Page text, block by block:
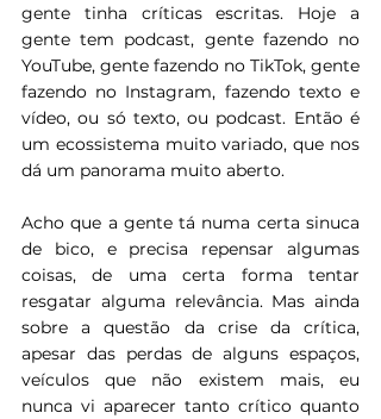
gente tinha críticas escritas. Hoje a
gente tem podcast, gente fazendo no
YouTube, gente fazendo no TikTok, gente
fazendo no Instagram, fazendo texto e
vídeo, ou só texto, ou podcast. Então é
um ecossistema muito variado, que nos
dá um panorama muito aberto.
Acho que a gente tá numa certa sinuca
de bico, e precisa repensar algumas
coisas, de uma certa forma tentar
resgatar alguma relevância. Mas ainda
sobre a questão da crise da crítica,
apesar das perdas de alguns espaços,
veículos que não existem mais, eu
nunca vi aparecer tanto crítico quanto